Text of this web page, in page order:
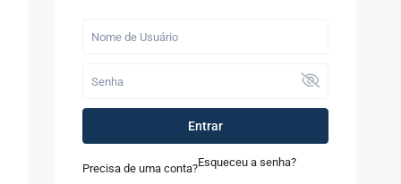
Entrar
Precisa de uma conta?Esqueceu a senha?
Fazenda com 52
Casa à Venda no
R$ 480.000